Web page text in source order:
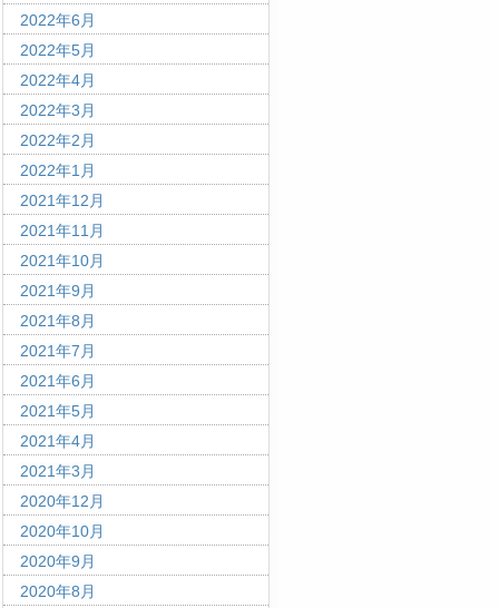
2022年6月
2022年5月
2022年4月
2022年3月
2022年2月
2022年1月
2021年12月
2021年11月
2021年10月
2021年9月
2021年8月
2021年7月
2021年6月
2021年5月
2021年4月
2021年3月
2020年12月
2020年10月
2020年9月
2020年8月